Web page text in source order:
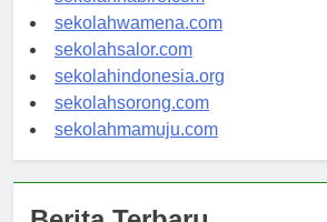
sekolahnabire.com
sekolahwamena.com
sekolahsalor.com
sekolahindonesia.org
sekolahsorong.com